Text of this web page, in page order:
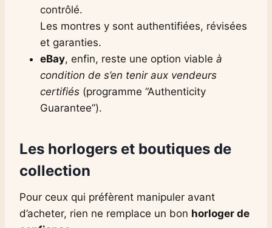
contrôlé.
Les montres y sont authentifiées, révisées
et garanties.
eBay, enfin, reste une option viable à
condition de s’en tenir aux vendeurs
certifiés (programme “Authenticity
Guarantee”).
Les horlogers et boutiques de
collection
Pour ceux qui préfèrent manipuler avant
d’acheter, rien ne remplace un bon horloger de